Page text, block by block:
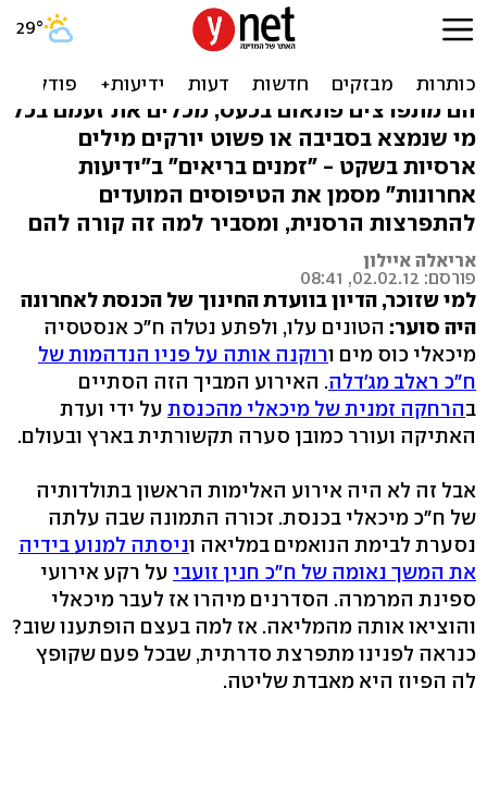
התפרצויות זעם: 8 טיפוסים
שצריך להיזהר מהם
הם מתפרצים פתאום בכעס, מכלים את זעמם בכל
מי שנמצא בסביבה או פשוט יורקים מילים
ארסיות בשקט - "זמנים בריאים" ב"ידיעות
אחרונות" מסמן את הטיפוסים המועדים
להתפרצות הרסנית, ומסביר למה זה קורה להם
אריאלה איילון
פורסם: 02.02.12, 08:41
למי שזוכר, הדיון בוועדת החינוך של הכנסת לאחרונה
היה סוער: הטונים עלו, ולפתע נטלה ח"כ אנסטסיה
מיכאלי כוס מים ורוקנה אותה על פניו הנדהמות של
ח"כ ראלב מג'דלה. האירוע המביך הזה הסתיים
בהרחקה זמנית של מיכאלי מהכנסת על ידי ועדת
האתיקה ועורר כמובן סערה תקשורתית בארץ ובעולם.
אבל זה לא היה אירוע האלימות הראשון בתולדותיה
של ח"כ מיכאלי בכנסת. זכורה התמונה שבה עלתה
נסערת לבימת הנואמים במליאה וניסתה למנוע בידיה
את המשך נאומה של ח"כ חנין זועבי על רקע אירועי
ספינת המרמרה. הסדרנים מיהרו אז לעבר מיכאלי
והוציאו אותה מהמליאה. אז למה בעצם הופתענו שוב?
כנראה לפנינו מתפרצת סדרתית, שבכל פעם שקופץ
לה הפיוז היא מאבדת שליטה.